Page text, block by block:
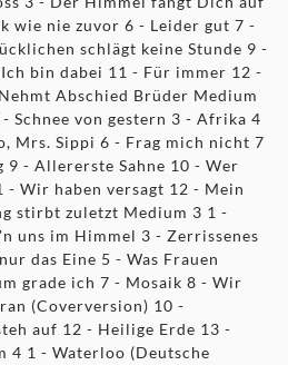
wie nie zuvor 6 - Leider gut 7 -
schlägt keine Stunde 9 -
bin dabei 11 - Für immer 12 -
Abschied Brüder Medium
Schnee von gestern 3 - Afrika 4
Mrs. Sippi 6 - Frag mich nicht 7
9 - Allererste Sahne 10 - Wer
Wir haben versagt 12 - Mein
stirbt zuletzt Medium 3 1 -
uns im Himmel 3 - Zerrissenes
das Eine 5 - Was Frauen
grade ich 7 - Mosaik 8 - Wir
(Coverversion) 10 -
auf 12 - Heilige Erde 13 -
4 1 - Waterloo (Deutsche